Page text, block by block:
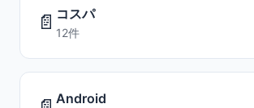
📄 コスパ
12件
Android